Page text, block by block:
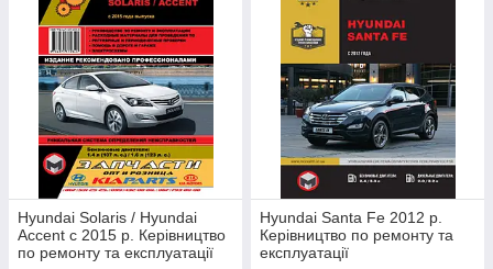
Hyundai Solaris / Hyundai
Accent c 2015 р. Керівництво
по ремонту та експлуатації
Hyundai Santa Fe 2012 р.
Керівництво по ремонту та
експлуатації